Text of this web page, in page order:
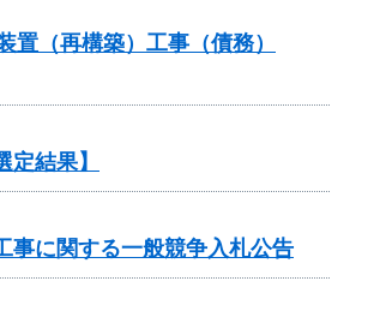
（再構築）工事（債務）
結果】
事に関する一般競争入札公告